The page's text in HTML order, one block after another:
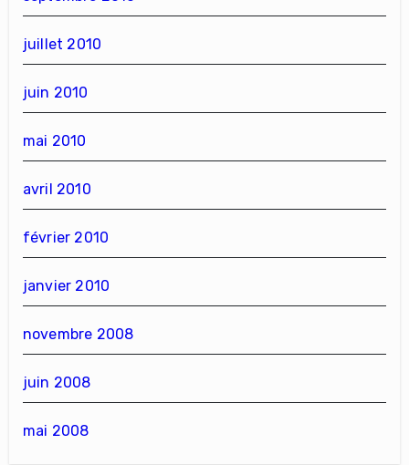
juillet 2010
juin 2010
mai 2010
avril 2010
février 2010
janvier 2010
novembre 2008
juin 2008
mai 2008